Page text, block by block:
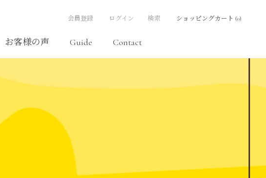
お客様の声
Guide
Contact
会員登録 ログイン 検索 ショッピングカート (0)
シェアする